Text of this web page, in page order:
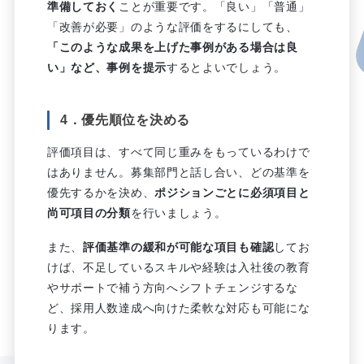
準備しておく ことが重要です。「良い」「普通」
「改善が必要」のような評価をするにしても、
「このような成果を上げた事例がある場合は良
い」など、事例を提示するとよいでしょう。
4．優先順位を決める
評価項目は、すべて同じ重みをもっているわけで
はありません。募集部門と話し合い、どの基準を
優先するかを決め、 ポジションごとに必須項目と
尚可項目の分類を行いましょう。
また、評価基準の緩和が可能な項目も確認してお
けば、不足しているスキルや経験は入社後の教育
やサポートで補う方向へシフトチェンジするな
ど、採用人数達成へ向けた柔軟な対応も可能にな
ります。